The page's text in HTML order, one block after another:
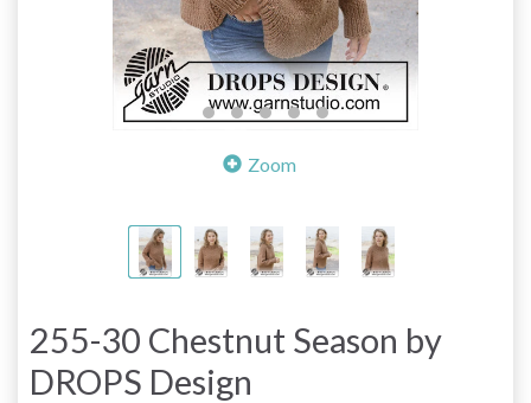
Zoom
255-30 Chestnut Season by
DROPS Design